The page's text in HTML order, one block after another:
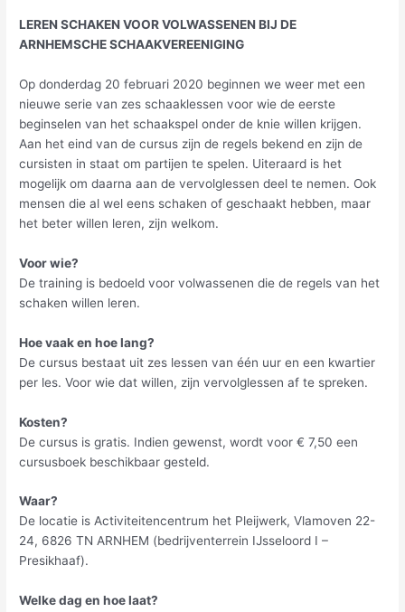
LEREN SCHAKEN VOOR VOLWASSENEN BIJ DE
ARNHEMSCHE SCHAAKVEREENIGING
Op donderdag 20 februari 2020 beginnen we weer met een
nieuwe serie van zes schaaklessen voor wie de eerste
beginselen van het schaakspel onder de knie willen krijgen.
Aan het eind van de cursus zijn de regels bekend en zijn de
cursisten in staat om partijen te spelen. Uiteraard is het
mogelijk om daarna aan de vervolglessen deel te nemen. Ook
mensen die al wel eens schaken of geschaakt hebben, maar
het beter willen leren, zijn welkom.
Voor wie?
De training is bedoeld voor volwassenen die de regels van het
schaken willen leren.
Hoe vaak en hoe lang?
De cursus bestaat uit zes lessen van één uur en een kwartier
per les. Voor wie dat willen, zijn vervolglessen af te spreken.
Kosten?
De cursus is gratis. Indien gewenst, wordt voor € 7,50 een
cursusboek beschikbaar gesteld.
Waar?
De locatie is Activiteitencentrum het Pleijwerk, Vlamoven 22-
24, 6826 TN ARNHEM (bedrijventerrein IJsseloord I –
Presikhaaf).
Welke dag en hoe laat?